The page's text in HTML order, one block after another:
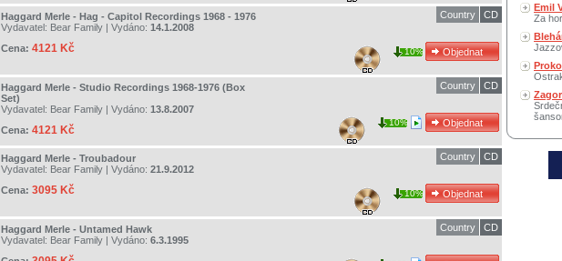
Haggard Merle - Hag - Capitol Recordings 1968 - 1976
Vydavatel: Bear Family | Vydáno: 14.1.2008
Cena: 4121 Kč
CD
Country
10%
Haggard Merle - Studio Recordings 1968-1976 (Box
Set)
Vydavatel: Bear Family | Vydáno: 13.8.2007
Cena: 4121 Kč
CD
Country
10%
Haggard Merle - Troubadour
Vydavatel: Bear Family | Vydáno: 21.9.2012
Cena: 3095 Kč
CD
Country
10%
Haggard Merle - Untamed Hawk
Vydavatel: Bear Family | Vydáno: 6.3.1995
CD
Country
Emil
Za